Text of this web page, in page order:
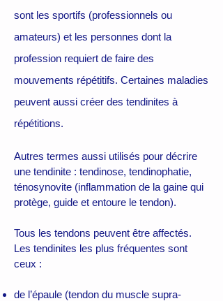
sont les sportifs (professionnels ou
amateurs) et les personnes dont la
profession requiert de faire des
mouvements répétitifs. Certaines maladies
peuvent aussi créer des tendinites à
répétitions.
Autres termes aussi utilisés pour décrire
une tendinite : tendinose, tendinophatie,
ténosynovite (inflammation de la gaine qui
protège, guide et entoure le tendon).
Tous les tendons peuvent être affectés.
Les tendinites les plus fréquentes sont
ceux :
de l’épaule (tendon du muscle supra-